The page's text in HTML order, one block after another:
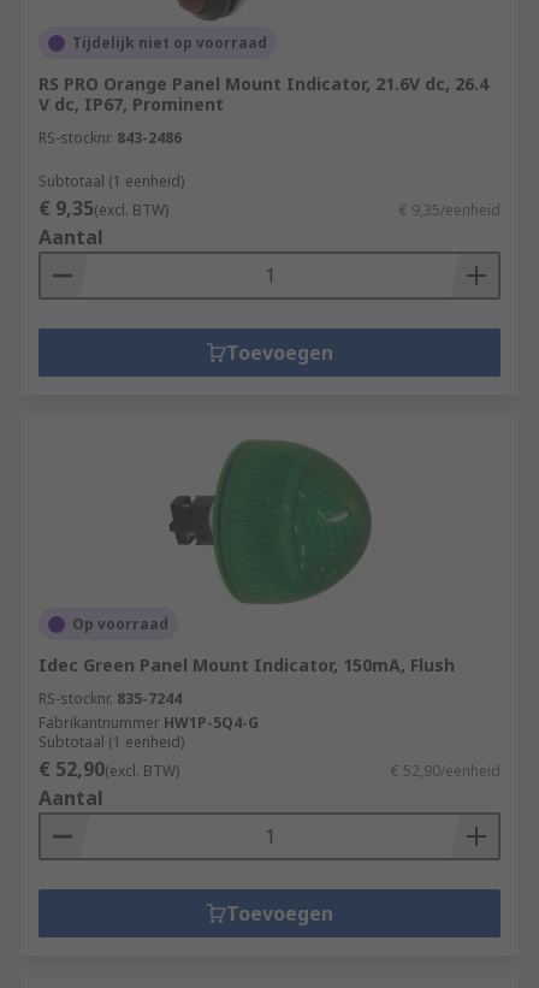
Tijdelijk niet op voorraad
RS PRO Orange Panel Mount Indicator, 21.6V dc, 26.4
V dc, IP67, Prominent
RS-stocknr. 843-2486
Subtotaal (1 eenheid)
€ 9,35(excl. BTW) € 9,35/eenheid
Aantal
Toevoegen
Op voorraad
Idec Green Panel Mount Indicator, 150mA, Flush
RS-stocknr. 835-7244
Fabrikantnummer HW1P-5Q4-G
Subtotaal (1 eenheid)
€ 52,90(excl. BTW) € 52,90/eenheid
Aantal
Toevoegen